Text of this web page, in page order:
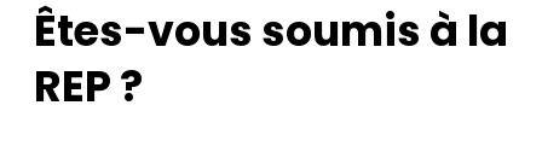
Êtes-vous soumis à la
REP ?